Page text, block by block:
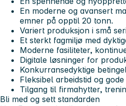
En moderne og avansert
emner på opptil 20 tonn.
Variert produksjon i små
Et sterkt fagmiljø med
Moderne fasiliteter,
Digitale løsninger for
Konkurransedyktige
Fleksibel arbeidstid og
Tilgang til firmahytter,
Bli med og sett standarden